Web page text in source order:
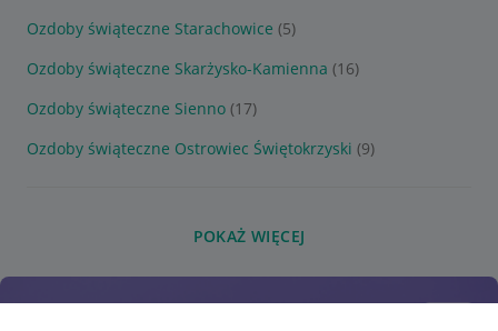
Ozdoby świąteczne Starachowice (5)
Ozdoby świąteczne Skarżysko-Kamienna (16)
Ozdoby świąteczne Sienno (17)
Ozdoby świąteczne Ostrowiec Świętokrzyski (9)
POKAŻ WIĘCEJ